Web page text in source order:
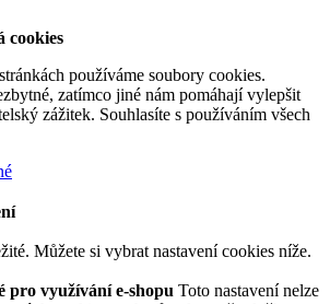
cookies
používáme soubory cookies.
zatímco jiné nám pomáhají vylepšit
zážitek. Souhlasíte s používáním všech
Můžete si vybrat nastavení cookies níže.
pro využívání e-shopu Toto nastavení nelze